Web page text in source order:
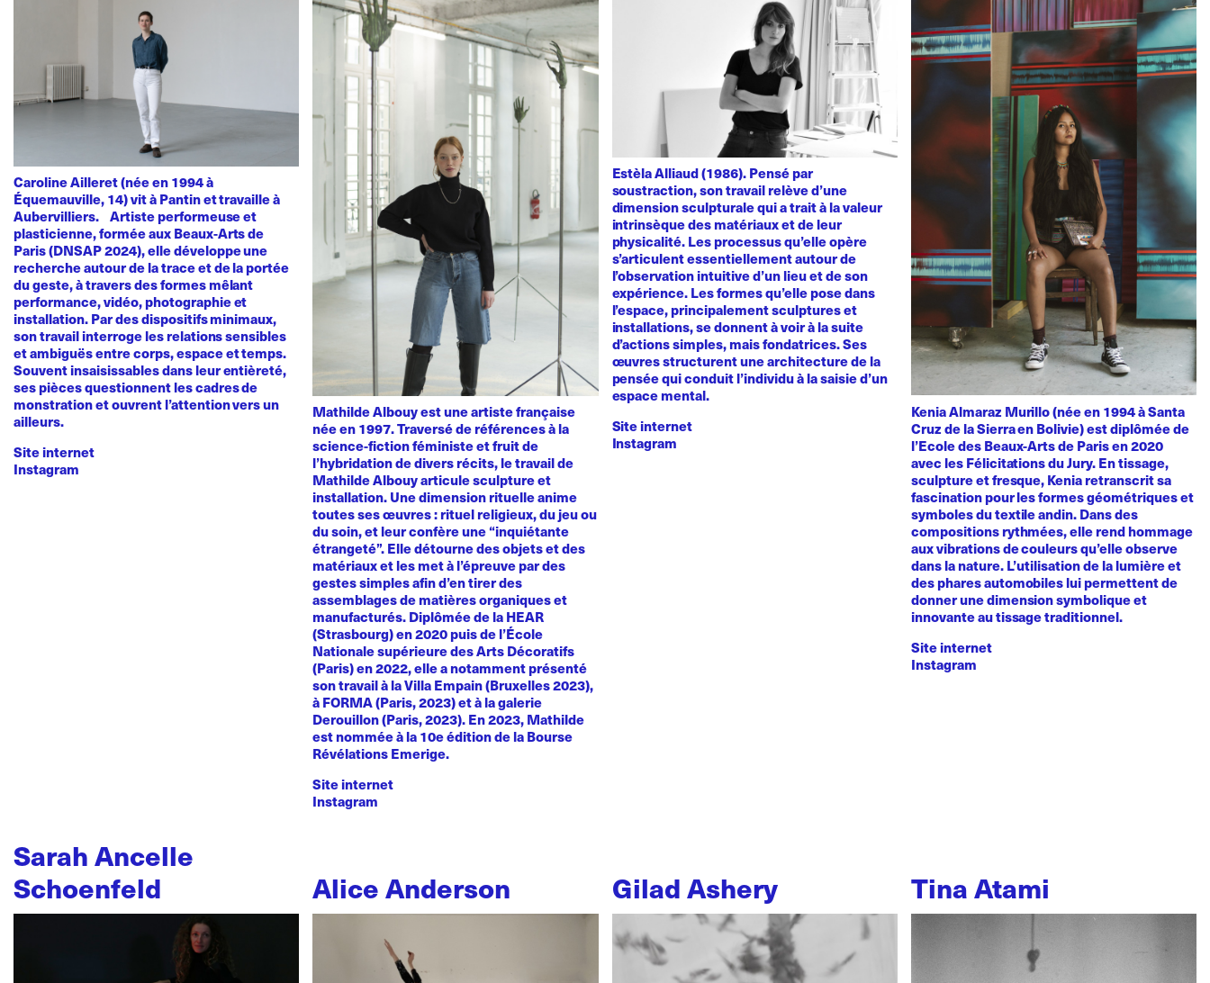
Caroline Ailleret (née en 1994 à
Équemauville, 14) vit à Pantin et travaille à
Aubervilliers. Artiste performeuse et
plasticienne, formée aux Beaux-Arts de
Paris (DNSAP 2024), elle développe une
recherche autour de la trace et de la portée
du geste, à travers des formes mêlant
performance, vidéo, photographie et
installation. Par des dispositifs minimaux,
son travail interroge les relations sensibles
et ambiguës entre corps, espace et temps.
Souvent insaisissables dans leur entièreté,
ses pièces questionnent les cadres de
monstration et ouvrent l’attention vers un
ailleurs.
Site internet
Instagram
Mathilde Albouy est une artiste française
née en 1997. Traversé de références à la
science-fiction féministe et fruit de
l’hybridation de divers récits, le travail de
Mathilde Albouy articule sculpture et
installation. Une dimension rituelle anime
toutes ses œuvres : rituel religieux, du jeu ou
du soin, et leur confère une “inquiétante
étrangeté”. Elle détourne des objets et des
matériaux et les met à l’épreuve par des
gestes simples afin d’en tirer des
assemblages de matières organiques et
manufacturés. Diplômée de la HEAR
(Strasbourg) en 2020 puis de l’École
Nationale supérieure des Arts Décoratifs
(Paris) en 2022, elle a notamment présenté
son travail à la Villa Empain (Bruxelles 2023),
à FORMA (Paris, 2023) et à la galerie
Derouillon (Paris, 2023). En 2023, Mathilde
est nommée à la 10e édition de la Bourse
Révélations Emerige.
Site internet
Instagram
Estèla Alliaud (1986). Pensé par
soustraction, son travail relève d’une
dimension sculpturale qui a trait à la valeur
intrinsèque des matériaux et de leur
physicalité. Les processus qu’elle opère
s’articulent essentiellement autour de
l’observation intuitive d’un lieu et de son
expérience. Les formes qu’elle pose dans
l’espace, principalement sculptures et
installations, se donnent à voir à la suite
d’actions simples, mais fondatrices. Ses
œuvres structurent une architecture de la
pensée qui conduit l’individu à la saisie d’un
espace mental.
Site internet
Instagram
Kenia Almaraz Murillo (née en 1994 à Santa
Cruz de la Sierra en Bolivie) est diplômée de
l’Ecole des Beaux-Arts de Paris en 2020
avec les Félicitations du Jury. En tissage,
sculpture et fresque, Kenia retranscrit sa
fascination pour les formes géométriques et
symboles du textile andin. Dans des
compositions rythmées, elle rend hommage
aux vibrations de couleurs qu’elle observe
dans la nature. L’utilisation de la lumière et
des phares automobiles lui permettent de
donner une dimension symbolique et
innovante au tissage traditionnel.
Site internet
Instagram
Sarah Ancelle
Schoenfeld
Alice Anderson Gilad Ashery Tina Atami